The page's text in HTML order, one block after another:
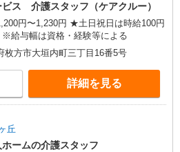
ス 介護スタッフ（ケアクルー）
1,230円 ★土日祝日は時給100円
※給与幅は資格・経験等による
枚方市大垣内町三丁目16番5号
詳細を見る
丘
ームの介護スタッフ